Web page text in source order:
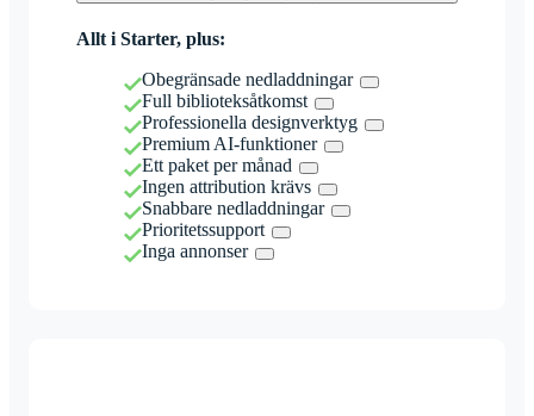
Allt i Starter, plus:
Obegränsade nedladdningar
Full biblioteksåtkomst
Professionella designverktyg
Premium AI-funktioner
Ett paket per månad
Ingen attribution krävs
Snabbare nedladdningar
Prioritetssupport
Inga annonser